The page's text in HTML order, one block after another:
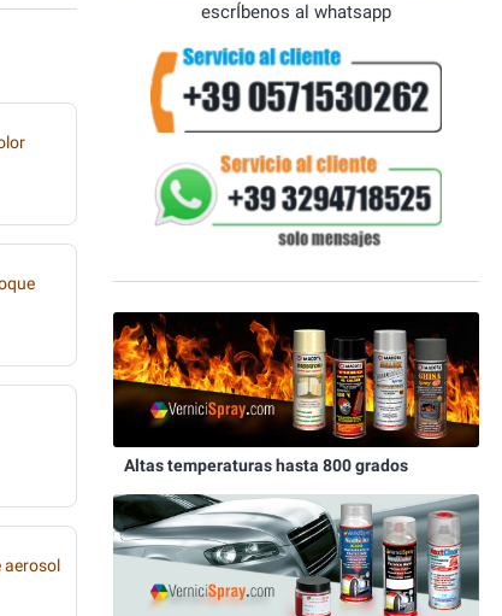
aerosol
escrÍbenos al whatsapp
Altas temperaturas hasta 800 grados